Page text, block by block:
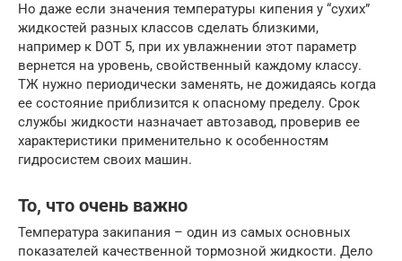
Но даже если значения температуры кипения у “сухих”
жидкостей разных классов сделать близкими,
например к DОТ 5, при их увлажнении этот параметр
вернется на уровень, свойственный каждому классу.
ТЖ нужно периодически заменять, не дожидаясь когда
ее состояние приблизится к опасному пределу. Срок
службы жидкости назначает автозавод, проверив ее
характеристики применительно к особенностям
гидросистем своих машин.
То, что очень важно
Температура закипания – один из самых основных
показателей качественной тормозной жидкости. Дело